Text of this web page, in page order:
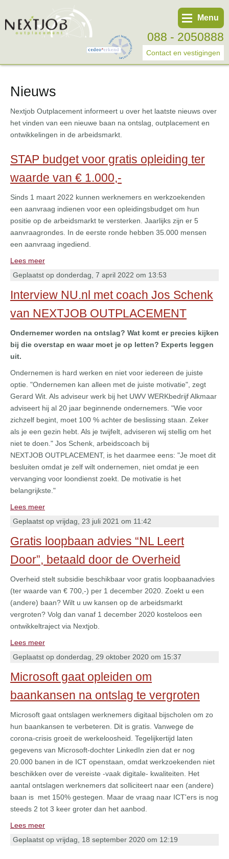
088 - 2050888
Contact en vestigingen
Menu
Werknemer
Werkgever
Over ons
Trainingen
Start eigen bedrijf
Nieuws
Nextjob Outplacement informeert u over het laatste nieuws over
het vinden van een nieuwe baan na ontslag, outplacement en
ontwikkelingen in de arbeidsmarkt.
STAP budget voor gratis opleiding ter
waarde van € 1.000,-
Sinds 1 maart 2022 kunnen werknemers en werkzoekenden
een aanvraag indienen voor een opleidingsbudget om hun
positie op de arbeidsmarkt te versterken. Jaarlijks zijn er 5
aanvraagrondes. In de eerste ronde hebben 35.000 mensen
een aanvraag ingediend.
Lees meer
Geplaatst op donderdag, 7 april 2022 om 13:53
Interview NU.nl met coach Jos Schenk
van NEXTJOB OUTPLACEMENT
Ondernemer worden na ontslag? Wat komt er precies kijken
bij die overstap en waar moet je op letten? Experts leggen
uit.
Ondernemen is hard werken en niet voor iedereen de juiste
optie. "Ondernemen kan alleen met de juiste motivatie", zegt
Gerard Wit. Als adviseur werk bij het UWV WERKbedrijf Alkmaar
adviseert hij al 20 jaar beginnende ondernemers. "Wie voor
zichzelf begint, moet 100 % achter de beslissing staan. Zeker
als je een gezin hebt. Als je twijfelt, adviseren wij stellig om het
niet te doen." Jos Schenk, arbeidscoach bij
NEXTJOB OUTPLACEMENT, is het daarmee eens: "Je moet dit
besluiten omdat je zelf wilt ondernemen, niet omdat je een
vervanging voor loondienst zoekt. De motivatie is het
belangrijkste."
Lees meer
Geplaatst op vrijdag, 23 juli 2021 om 11:42
Gratis loopbaan advies “NL Leert
Door”, betaald door de Overheid
Overheid stelt subsidie beschikbaar voor gratis loopbaanadvies
(ter waarde van € 700,-) per 1 december 2020. Zoekt u een
(andere) baan? Wilt u uw kansen op de arbeidsmarkt
vergroten? Volg dan vanaf 1 december 2020 kosteloos een
ontwikkeltraject via Nextjob.
Lees meer
Geplaatst op donderdag, 29 oktober 2020 om 15:37
Microsoft gaat opleiden om
baankansen na ontslag te vergroten
Microsoft gaat ontslagen werknemers digitaal bijscholen om zo
hun baankansen te verbeteren. Dit is gratis. Vanwege de
corona-crisis groeit de werkeloosheid. Tegelijkertijd laten
gegevens van Microsoft-dochter LinkedIn zien dat er nog
20.000 banen in de ICT openstaan, omdat werkzoekenden niet
beschikken over de vereiste -vaak digitale- kwaliteiten. Het
aantal ontslagen werknemers dat solliciteert naar een (andere)
baan is met 150% gestegen. Maar de vraag naar ICT'ers is nog
steeds 2 tot 3 keer groter dan het aanbod.
Lees meer
Geplaatst op vrijdag, 18 september 2020 om 12:19